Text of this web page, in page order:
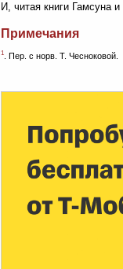
И, читая книги Гамсуна
Примечания
1 . Пер. с норв. Т. Чесноковой.